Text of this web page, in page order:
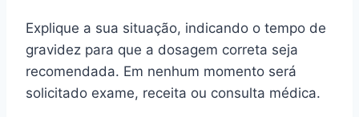
Explique a sua situação, indicando o tempo de
gravidez para que a dosagem correta seja
recomendada. Em nenhum momento será
solicitado exame, receita ou consulta médica.